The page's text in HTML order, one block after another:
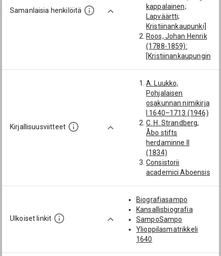
Samanlaisia henkilöitä
kappalainen;
Lapväärtti;
Kristiinankaupunki]
Roos, Johan Henrik
(1788-1859):
[Kristiinankaupungin
Kristiinankaupunki]
Virgulander, Lars
(-1695): [pedagogi;
Kristiinankaupungin
kappalainen;
Lapväärtti;
Kristiinankaupunki]
Munselius, Erik
(1743-1802):
[Kristiinankaupungin
kappalainen;
Kristiinankaupunki;
Maalahti;
Mustasaari]
Tunaeus, Olof
(1708-1770):
[pedagogi;
Kirjallisuusviitteet
A. Luukko,
Pohjalaisen
osakunnan nimikirja
I 1640–1713 (1946)
C. H. Strandberg,
Åbo stifts
herdaminne II
(1834)
Consistorii
academici Aboensis
Fontell, 1884)
Consistorii
ecclesiastici
Aboënsis
protokoller I 1656–
1658. SKHST 2 (utg.
Ulkoiset linkit
Biografiasampo
Kansallisbiografia
SampoSampo
Ylioppilasmatrikkeli
1640